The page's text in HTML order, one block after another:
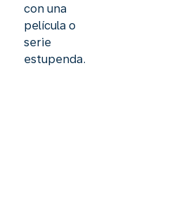
con una
película o
serie
estupenda.